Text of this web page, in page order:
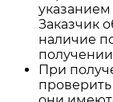
указанием
Заказчик
наличие
При
проверить